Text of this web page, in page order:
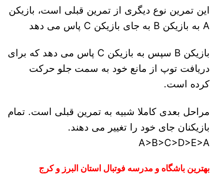
این تمرین نوع دیگری از تمرین قبلی است، بازیکن
A به بازیکن B به جای بازیکن C پاس می دهد
بازیکن B سپس به بازیکن C پاس می دهد که برای
دریافت توپ از مانع خود به سمت جلو حرکت
کرده است.
مراحل بعدی کاملا شبیه به تمرین قبلی است. تمام
بازیکنان جای خود را تغییر می دهند.
A>B>C>D>E>A
بهترین باشگاه و مدرسه فوتبال استان البرز و کرج